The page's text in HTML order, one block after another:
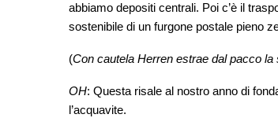
abbiamo depositi centrali. Poi c’è il
sostenibile di un furgone postale pieno
(Con cautela Herren estrae dal pacco
OH: Questa risale al nostro anno di
l’acquavite.